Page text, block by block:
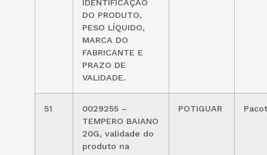
IDENTIFICAÇÃO
DO PRODUTO,
PESO LÍQUIDO,
MARCA DO
FABRICANTE E
PRAZO DE
VALIDADE.
51
0029255 –
TEMPERO BAIANO
20G, validade do
produto na
POTIGUAR